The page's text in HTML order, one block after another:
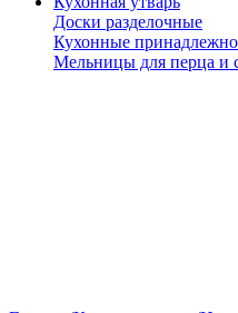
Доски разделочные
Кухонные
Мельницы для перца и